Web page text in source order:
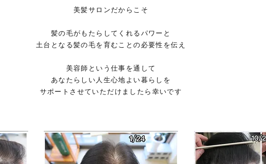
美髪サロンだからこそ
髪の毛がもたらしてくれるパワーと
土台となる髪の毛を育むことの必要性を伝え
美容師という仕事を通して
あなたらしい人生心地よい暮らしを
サポートさせていただけましたら幸いです